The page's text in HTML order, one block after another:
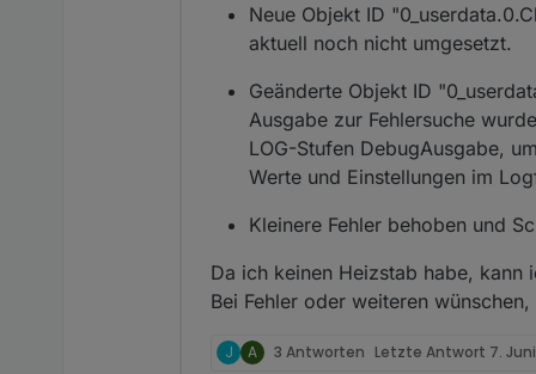
Neue Objekt ID
aktuell noch nicht umgesetzt.
Geänderte Objekt ID
Ausgabe zur Fehlersuche
LOG-Stufen DebugAusgabe,
Werte und Einstellungen im
Kleinere Fehler behoben und
Da ich keinen Heizstab habe, kann
Bei Fehler oder weiteren
J A 3 Antworten Letzte Antwort 7.